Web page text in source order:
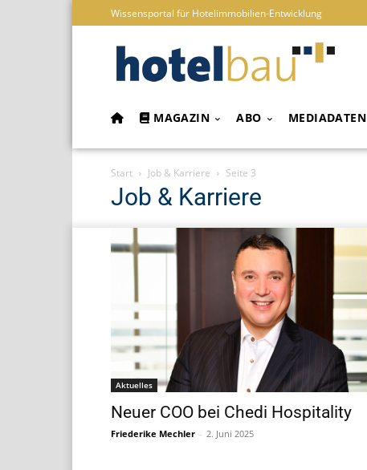
Wissensportal für Hotelimmobilien-Entwicklung
MAGAZIN ABO MEDIADATEN
Start Job & Karriere Seite 3
Job & Karriere
Aktuelles
Neuer COO bei Chedi Hospitality
Friederike Mechler - 2. Juni 2025